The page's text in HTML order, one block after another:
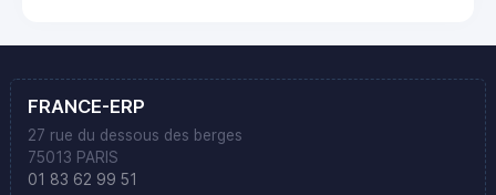
FRANCE-ERP
27 rue du dessous des berges
75013 PARIS
01 83 62 99 51